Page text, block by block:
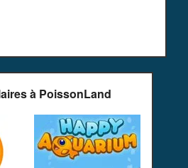
à PoissonLand